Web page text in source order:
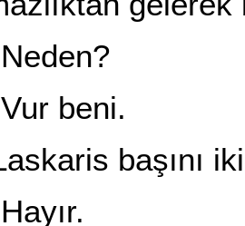
beni.
başını iki